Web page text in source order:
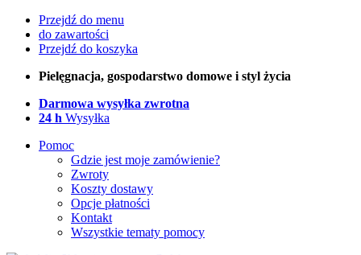
Przejdź do menu
do zawartości
Przejdź do koszyka
Pielęgnacja, gospodarstwo domowe i styl życia
Darmowa wysyłka zwrotna
24 h Wysyłka
Pomoc
Gdzie jest moje zamówienie?
Zwroty
Koszty dostawy
Opcje płatności
Kontakt
Wszystkie tematy pomocy